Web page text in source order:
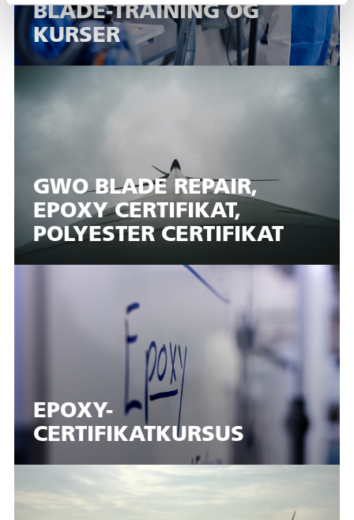
BLADE-TRAINING OG
KURSER
GWO BLADE REPAIR,
EPOXY CERTIFIKAT,
POLYESTER CERTIFIKAT
EPOXY-
CERTIFIKATKURSUS